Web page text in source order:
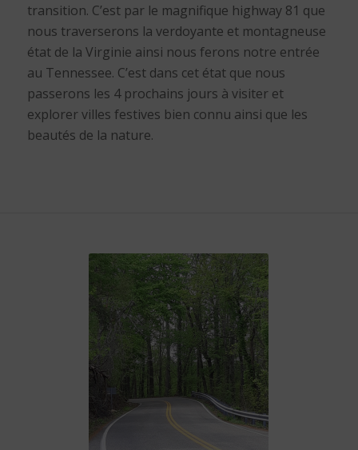
transition. C’est par le magnifique highway 81 que
nous traverserons la verdoyante et montagneuse
état de la Virginie ainsi nous ferons notre entrée
au Tennessee. C’est dans cet état que nous
passerons les 4 prochains jours à visiter et
explorer villes festives bien connu ainsi que les
beautés de la nature.